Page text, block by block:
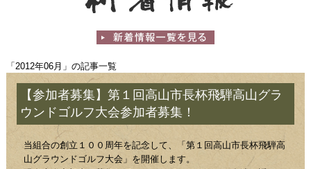
「2012年06月」の記事一覧
【参加者募集】第１回高山市長杯飛騨高山グラ
ウンドゴルフ大会参加者募集！
当組合の創立１００周年を記念して、「第１回高山市長杯飛騨高
山グラウンドゴルフ大会」を開催します。